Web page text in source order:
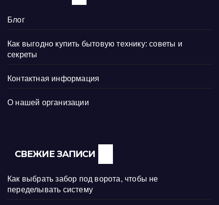
Блог
Как выгодно купить бытовую технику: советы и
секреты
Контактная информация
О нашей организации
СВЕЖИЕ ЗАПИСИ
Как выбрать забор под ворота, чтобы не
переделывать систему